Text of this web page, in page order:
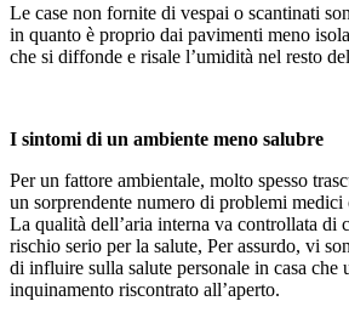
Le case non fornite di vespai o scantinati
in quanto è proprio dai pavimenti meno
che si diffonde e risale l’umidità nel resto
I sintomi di un ambiente meno salubre
Per un fattore ambientale, molto spesso
un sorprendente numero di problemi medici
La qualità dell’aria interna va controllata di
rischio serio per la salute, Per assurdo, vi
di influire sulla salute personale in casa che
inquinamento riscontrato all’aperto.